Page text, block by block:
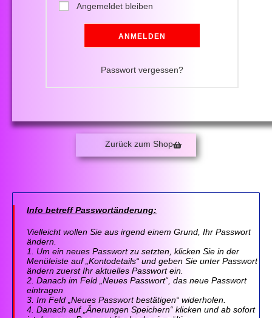
Angemeldet bleiben
ANMELDEN
Passwort vergessen?
Zurück zum Shop
Info betreff Passwortänderung:
Vielleicht wollen Sie aus irgend einem Grund, Ihr Passwort
ändern.
1. Um ein neues Passwort zu setzten, klicken Sie in der
Menüleiste auf „Kontodetails“ und geben Sie unter Passwort
ändern zuerst Ihr aktuelles Passwort ein.
2. Danach im Feld „Neues Passwort“, das neue Passwort
eintragen
3. Im Feld „Neues Passwort bestätigen“ widerholen.
4. Danach auf „Änerungen Speichern“ klicken und ab sofort